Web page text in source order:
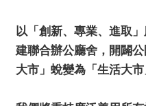
以「創新、專業、進取
建聯合辦公廳舍，開闢
大市」蛻變為「生活大